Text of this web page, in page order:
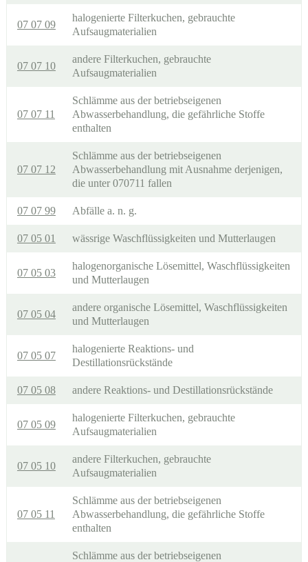
07 07 09
halogenierte Filterkuchen, gebrauchte
Aufsaugmaterialien
07 07 10
andere Filterkuchen, gebrauchte
Aufsaugmaterialien
07 07 11
Schlämme aus der betriebseigenen
Abwasserbehandlung, die gefährliche Stoffe
enthalten
07 07 12
Schlämme aus der betriebseigenen
Abwasserbehandlung mit Ausnahme derjenigen,
die unter 070711 fallen
07 07 99 Abfälle a. n. g.
07 05 01 wässrige Waschflüssigkeiten und Mutterlaugen
07 05 03
halogenorganische Lösemittel, Waschflüssigkeiten
und Mutterlaugen
07 05 04
andere organische Lösemittel, Waschflüssigkeiten
und Mutterlaugen
07 05 07
halogenierte Reaktions- und
Destillationsrückstände
07 05 08 andere Reaktions- und Destillationsrückstände
07 05 09
halogenierte Filterkuchen, gebrauchte
Aufsaugmaterialien
07 05 10
andere Filterkuchen, gebrauchte
Aufsaugmaterialien
07 05 11
Schlämme aus der betriebseigenen
Abwasserbehandlung, die gefährliche Stoffe
enthalten
Schlämme aus der betriebseigenen